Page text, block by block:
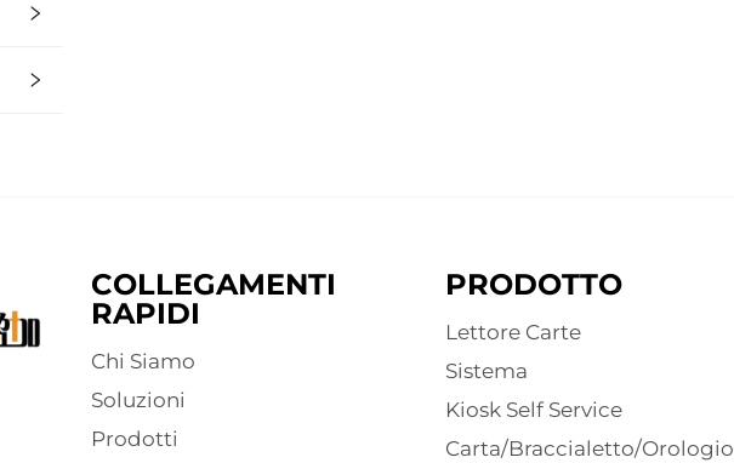
COLLEGAMENTI
RAPIDI
Chi Siamo
Soluzioni
Prodotti
PRODOTTO
Lettore Carte
Sistema
Kiosk Self Service
Carta/Braccialetto/Orologio